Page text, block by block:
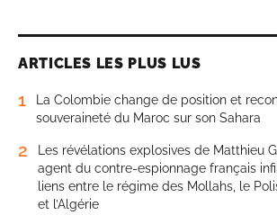
ARTICLES LES PLUS LUS
1
La Colombie change de position et
souveraineté du Maroc sur son Sahara
2
Les révélations explosives de Matthieu
agent du contre-espionnage français
liens entre le régime des Mollahs, le
et l’Algérie